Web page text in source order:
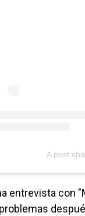
A post
entrevista con